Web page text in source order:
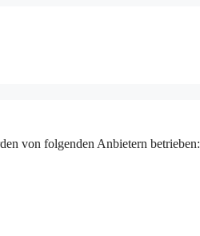
von folgenden Anbietern betrieben: